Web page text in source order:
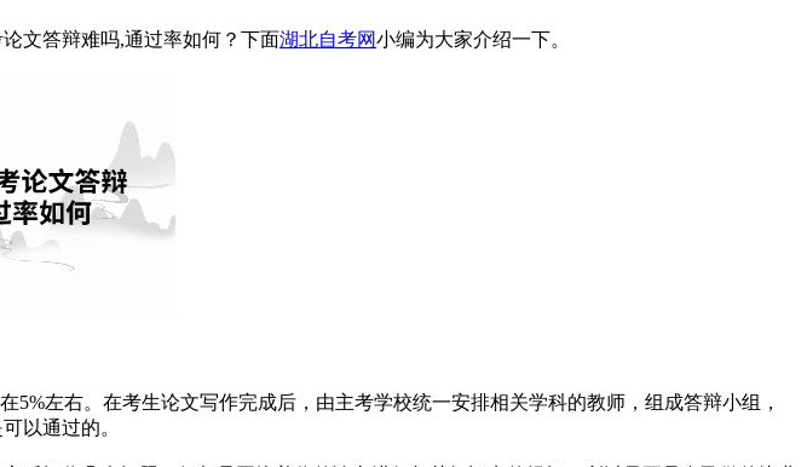
文答辩难吗,通过率如何？下面湖北自考网小编为大家介绍一下。
左右。在考生论文写作完成后，由主考学校统一安排相关学科的教师，组成答辩小组，
以通过的。